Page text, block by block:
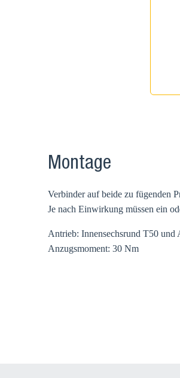
Montage
Verbinder auf beide zu fügenden
Je nach Einwirkung müssen ein
Antrieb: Innensechsrund T50 und
Anzugsmoment: 30 Nm